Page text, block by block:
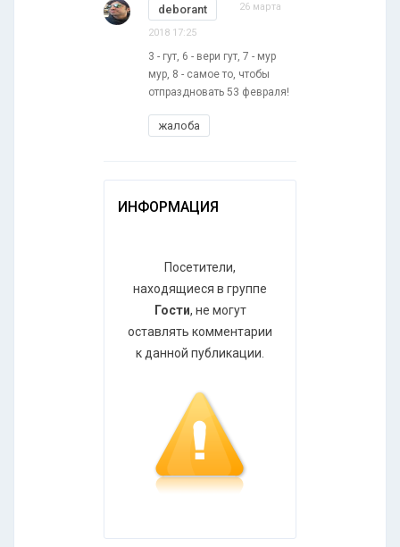
deborant 26 марта
2018 17:25
3 - гут, 6 - вери гут, 7 - мур
мур, 8 - самое то, чтобы
отпраздновать 53 февраля!
жалоба
ИНФОРМАЦИЯ
Посетители,
находящиеся в группе
Гости, не могут
оставлять комментарии
к данной публикации.